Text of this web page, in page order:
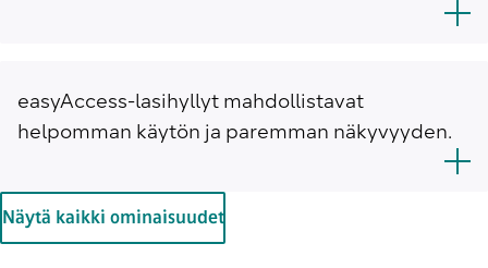
easyAccess-lasihyllyt mahdollistavat
helpomman käytön ja paremman näkyvyyden.
Näytä kaikki ominaisuudet